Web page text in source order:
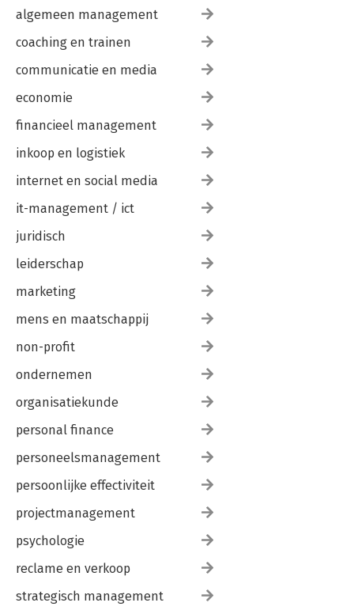
Interviews: Patrick Polak | Marco Pieters
Dankwoord
Literatuurlijst
algemeen management
coaching en trainen
communicatie en media
economie
financieel management
inkoop en logistiek
internet en social media
it-management / ict
juridisch
leiderschap
marketing
mens en maatschappij
non-profit
ondernemen
organisatiekunde
personal finance
personeelsmanagement
persoonlijke effectiviteit
projectmanagement
psychologie
reclame en verkoop
strategisch management